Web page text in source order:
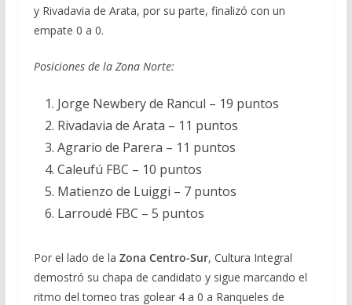
y Rivadavia de Arata, por su parte, finalizó con un
empate 0 a 0.
Posiciones de la Zona Norte:
Jorge Newbery de Rancul – 19 puntos
Rivadavia de Arata – 11 puntos
Agrario de Parera – 11 puntos
Caleufú FBC – 10 puntos
Matienzo de Luiggi – 7 puntos
Larroudé FBC – 5 puntos
Por el lado de la Zona Centro-Sur, Cultura Integral
demostró su chapa de candidato y sigue marcando el
ritmo del torneo tras golear 4 a 0 a Ranqueles de